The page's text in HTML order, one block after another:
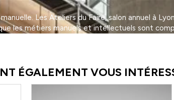
Les Ateliers du Faire, salon annuel à
les métiers manuels et intellectuels sont
ÉGALEMENT VOUS